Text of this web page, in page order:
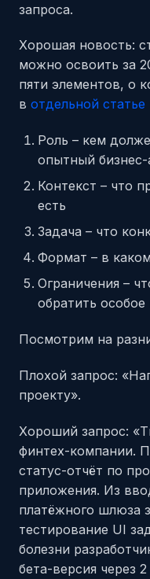
запроса.
Хорошая новость:
можно освоить за
пяти элементов, о
в отдельной
Роль – кем
опытный бизнес-
Контекст – что
есть
Задача – что
Формат – в
Ограничения –
обратить
Посмотрим на
Плохой запрос:
проекту».
Хороший запрос:
финтех-компании.
статус-отчёт по
приложения. Из
платёжного шлюза
тестирование UI
болезни
бета-версия через